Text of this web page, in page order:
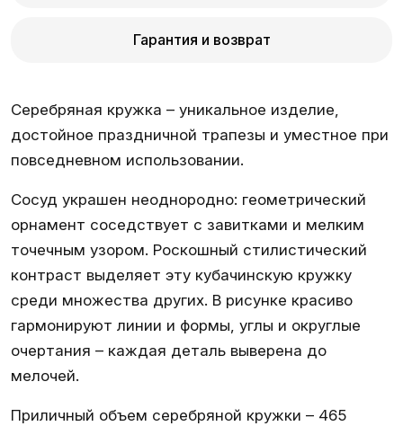
Гарантия и возврат
Серебряная кружка – уникальное изделие,
достойное праздничной трапезы и уместное при
повседневном использовании.
Сосуд украшен неоднородно: геометрический
орнамент соседствует с завитками и мелким
точечным узором. Роскошный стилистический
контраст выделяет эту кубачинскую кружку
среди множества других. В рисунке красиво
гармонируют линии и формы, углы и округлые
очертания – каждая деталь выверена до
мелочей.
Приличный объем серебряной кружки – 465